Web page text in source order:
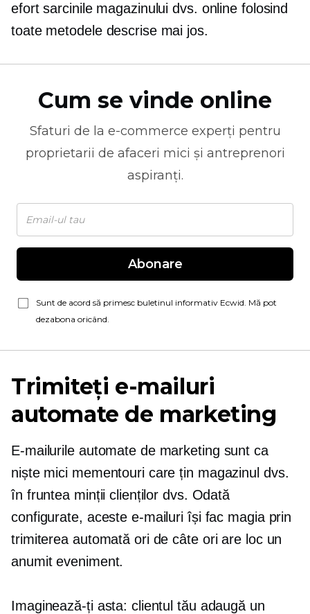
efort sarcinile magazinului dvs. online folosind
toate metodele descrise mai jos.
Cum se vinde online
Sfaturi de la e-commerce experți pentru
proprietarii de afaceri mici și antreprenori
aspiranți.
Abonare
Sunt de acord să primesc buletinul informativ Ecwid. Mă pot
dezabona oricând.
Trimiteți e-mailuri
automate de marketing
E-mailurile automate de marketing sunt ca
niște mici mementouri care țin magazinul dvs.
în fruntea minții clienților dvs. Odată
configurate, aceste e-mailuri își fac magia prin
trimiterea automată ori de câte ori are loc un
anumit eveniment.
Imaginează-ți asta: clientul tău adaugă un